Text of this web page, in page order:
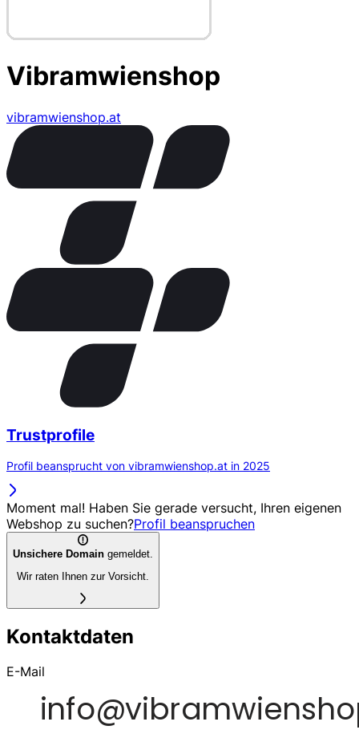
Vibramwienshop
vibramwienshop.at
Trustprofile
Profil beansprucht von vibramwienshop.at in 2025
Moment mal! Haben Sie gerade versucht, Ihren eigenen
Webshop zu suchen?Profil beanspruchen
Unsichere Domain gemeldet.
Wir raten Ihnen zur Vorsicht.
Kontaktdaten
E-Mail